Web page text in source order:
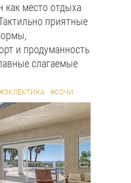
место отдыха
приятные
и продуманность
слагаемые
#ЭКЛЕКТИКА #СОЧИ